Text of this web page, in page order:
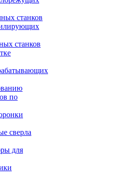
станков
станков
по
сверла
для